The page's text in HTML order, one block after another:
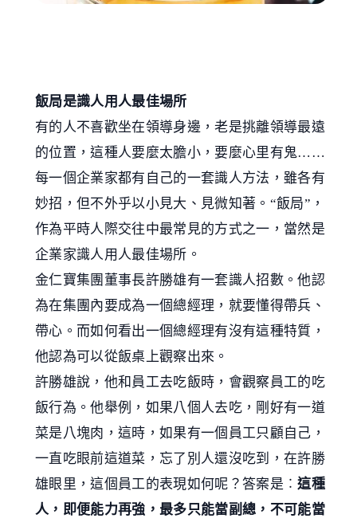
飯局是識人用人最佳場所
有的人不喜歡坐在領導身邊，老是挑離領導最遠
的位置，這種人要麼太膽小，要麼心里有鬼……
每一個企業家都有自己的一套識人方法，雖各有
妙招，但不外乎以小見大、見微知著。“飯局”，
作為平時人際交往中最常見的方式之一，當然是
企業家識人用人最佳場所。
金仁寶集團董事長許勝雄有一套識人招數。他認
為在集團內要成為一個總經理，就要懂得帶兵、
帶心。而如何看出一個總經理有沒有這種特質，
他認為可以從飯桌上觀察出來。
許勝雄說，他和員工去吃飯時，會觀察員工的吃
飯行為。他舉例，如果八個人去吃，剛好有一道
菜是八塊肉，這時，如果有一個員工只顧自己，
一直吃眼前這道菜，忘了別人還沒吃到，在許勝
雄眼里，這個員工的表現如何呢？答案是︰這種
人，即便能力再強，最多只能當副總，不可能當